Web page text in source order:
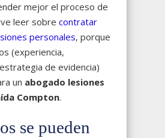
mejor el proceso de
leer sobre contratar
personales, porque
(experiencia,
de evidencia)
un abogado lesiones
Compton.
se pueden